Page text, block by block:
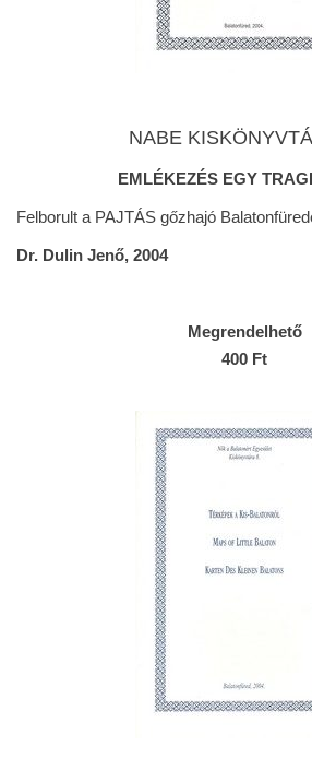
NABE
EMLÉKEZÉS EGY
Felborult a PAJTÁS gőzhajó
Dr. Dulin Jenő, 2004
Megrendelhető
400 Ft